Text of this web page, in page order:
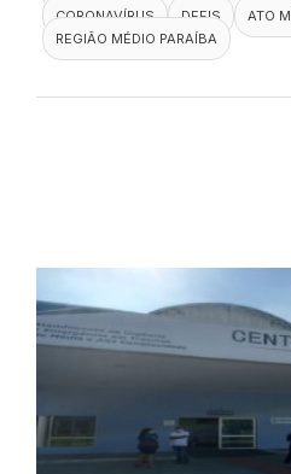
CORONAVÍRUS
DEFIS
ATO
REGIÃO MÉDIO PARAÍBA